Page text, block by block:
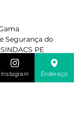
Segurança do
PE
Instagram Endereço